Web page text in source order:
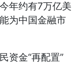
年约有7万亿美
为中国金融市
金“再配置”